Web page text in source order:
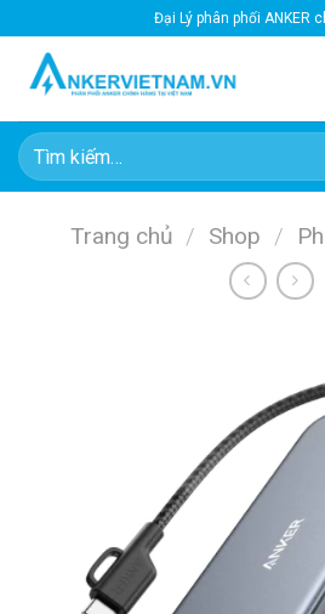
qua
Đại Lý phân phối ANKER
Tìm
kiếm:
Trang chủ / Shop /